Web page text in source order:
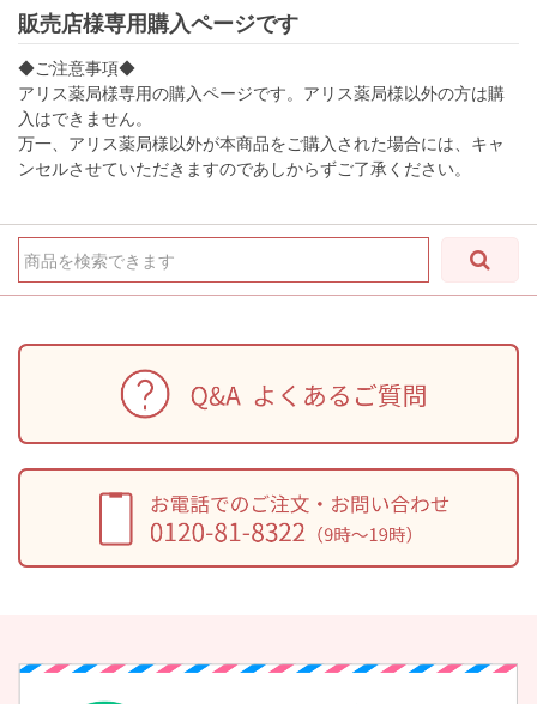
販売店様専用購入ページです
◆ご注意事項◆
アリス薬局様専用の購入ページです。アリス薬局様以外の方は購
入はできません。
万一、アリス薬局様以外が本商品をご購入された場合には、キャ
ンセルさせていただきますのであしからずご了承ください。
商品を検索できます